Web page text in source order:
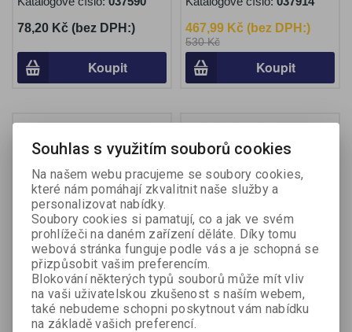
78,20 Kč (bez DPH:)
Koupit
467,99 Kč (bez DPH:)
530 Kč
Koupit
Samolepicí očička APLI
lepící / černé / kulaté / 100
ks
Výrobce:APLI
Samolepicí očička APLI
oválná / černá / 100ks
Výrobce:
Souhlas s využitím souborů cookies
Na našem webu pracujeme se soubory cookies,
které nám pomáhají zkvalitnit naše služby a
personalizovat nabídky.
Soubory cookies si pamatují, co a jak ve svém
prohlížeči na daném zařízení děláte. Díky tomu
webová stránka funguje podle vás a je schopná se
přizpůsobit vašim preferencím.
Blokování některých typů souborů může mít vliv
na vaši uživatelskou zkušenost s naším webem,
také nebudeme schopni poskytnout vám nabídku
na základě vašich preferencí.